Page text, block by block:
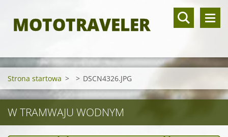
MOTOTRAVELER
Strona startowa > > DSCN4326.JPG
W TRAMWAJU WODNYM